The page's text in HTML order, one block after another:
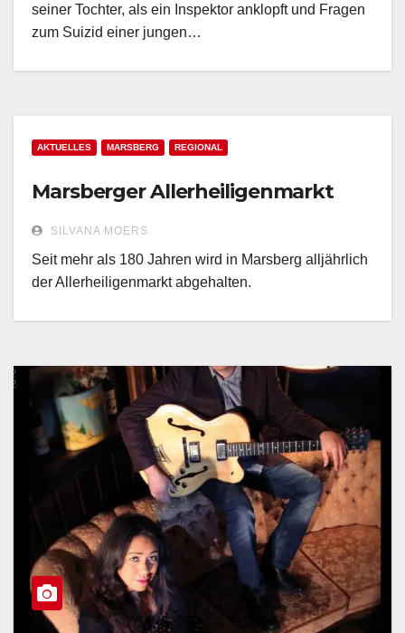
seiner Tochter, als ein Inspektor anklopft und Fragen
zum Suizid einer jungen…
AKTUELLES MARSBERG REGIONAL
Marsberger Allerheiligenmarkt
SILVANA MOERS
Seit mehr als 180 Jahren wird in Marsberg alljährlich
der Allerheiligenmarkt abgehalten.